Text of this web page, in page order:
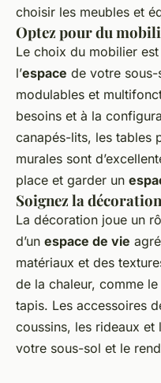
choisir les meubles et
Optez pour du
Le choix du mobilier
l’espace de votre
modulables et
besoins et à la
canapés-lits, les tables
murales sont
place et garder un
Soignez la décoration
La décoration joue un
d’un espace de vie
matériaux et des
de la chaleur, comme
tapis. Les accessoires
coussins, les rideaux et
votre sous-sol et le